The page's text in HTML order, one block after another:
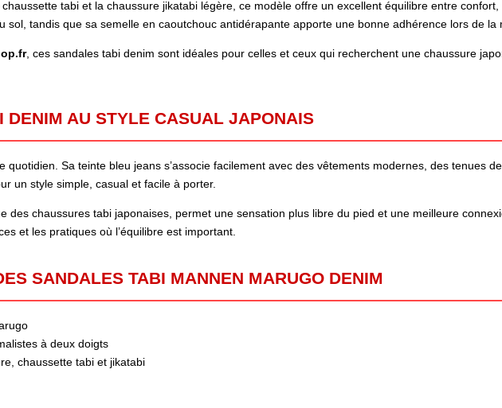
tabi et la chaussure jikatabi légère, ce modèle offre un excellent équilibre entre
sol, tandis que sa semelle en caoutchouc antidérapante apporte une bonne adhérence lors de la
, ces sandales tabi denim sont idéales pour celles et ceux qui recherchent une chaussure
DENIM AU STYLE CASUAL JAPONAIS
Sa teinte bleu jeans s’associe facilement avec des vêtements modernes, des tenues
un style simple, casual et facile à porter.
des chaussures tabi japonaises, permet une sensation plus libre du pied et une meilleure
et les pratiques où l’équilibre est important.
SANDALES TABI MANNEN MARUGO DENIM
à deux doigts
chaussette tabi et jikatabi